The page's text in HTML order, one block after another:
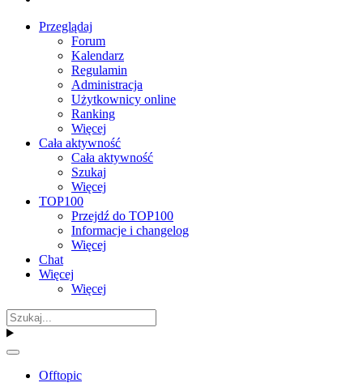
Przeglądaj
Forum
Kalendarz
Regulamin
Administracja
Użytkownicy online
Ranking
Więcej
Cała aktywność
Cała aktywność
Szukaj
Więcej
TOP100
Przejdź do TOP100
Informacje i changelog
Więcej
Chat
Więcej
Więcej
Offtopic